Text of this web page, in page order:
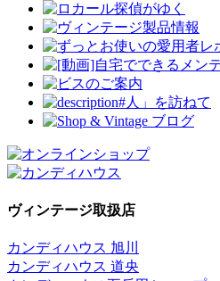
ヴィンテージ取扱店
カンディハウス 旭川
カンディハウス 道央